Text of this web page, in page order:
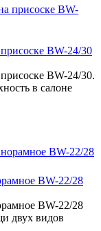
BW-24/30
BW-24/30.
в салоне
BW-22/28
BW-22/28
двух видов